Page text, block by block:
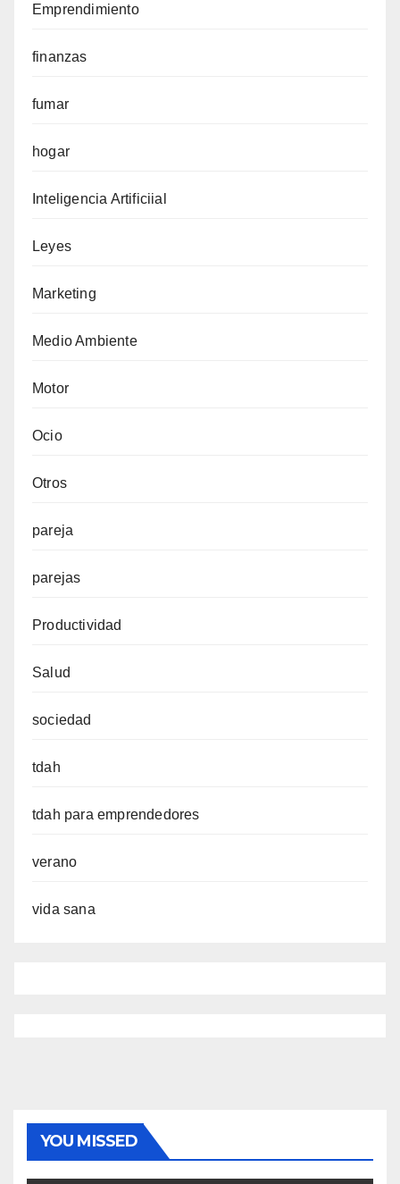
Emprendimiento
finanzas
fumar
hogar
Inteligencia Artificiial
Leyes
Marketing
Medio Ambiente
Motor
Ocio
Otros
pareja
parejas
Productividad
Salud
sociedad
tdah
tdah para emprendedores
verano
vida sana
YOU MISSED